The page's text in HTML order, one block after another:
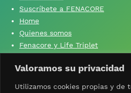
Valoramos su privacidad
Utilizamos cookies propias y de
Suscríbete a FENACORE
Home
Quienes somos
Fenacore y Life Triplet
Contacta con nosotros